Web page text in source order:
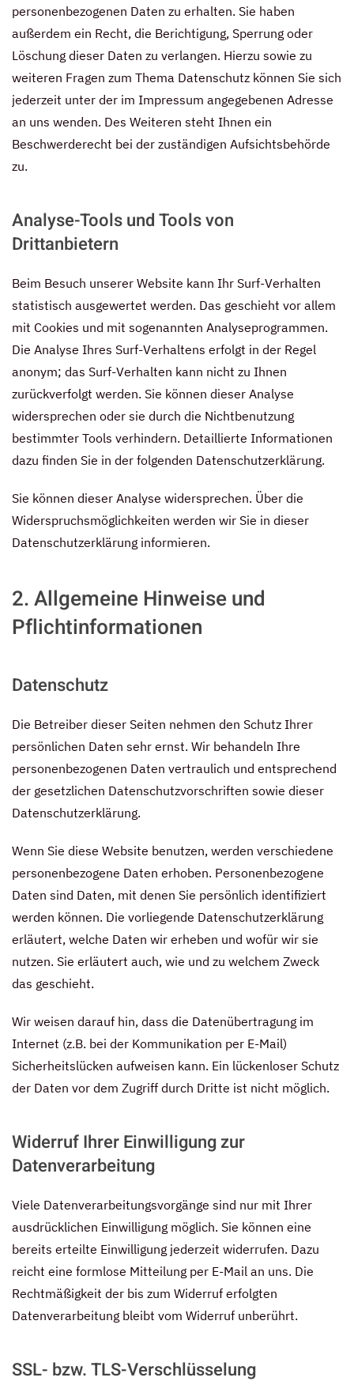
personenbezogenen Daten zu erhalten. Sie haben
außerdem ein Recht, die Berichtigung, Sperrung oder
Löschung dieser Daten zu verlangen. Hierzu sowie zu
weiteren Fragen zum Thema Datenschutz können Sie sich
jederzeit unter der im Impressum angegebenen Adresse
an uns wenden. Des Weiteren steht Ihnen ein
Beschwerderecht bei der zuständigen Aufsichtsbehörde
zu.
Analyse-Tools und Tools von
Drittanbietern
Beim Besuch unserer Website kann Ihr Surf-Verhalten
statistisch ausgewertet werden. Das geschieht vor allem
mit Cookies und mit sogenannten Analyseprogrammen.
Die Analyse Ihres Surf-Verhaltens erfolgt in der Regel
anonym; das Surf-Verhalten kann nicht zu Ihnen
zurückverfolgt werden. Sie können dieser Analyse
widersprechen oder sie durch die Nichtbenutzung
bestimmter Tools verhindern. Detaillierte Informationen
dazu finden Sie in der folgenden Datenschutzerklärung.
Sie können dieser Analyse widersprechen. Über die
Widerspruchsmöglichkeiten werden wir Sie in dieser
Datenschutzerklärung informieren.
2. Allgemeine Hinweise und
Pflichtinformationen
Datenschutz
Die Betreiber dieser Seiten nehmen den Schutz Ihrer
persönlichen Daten sehr ernst. Wir behandeln Ihre
personenbezogenen Daten vertraulich und entsprechend
der gesetzlichen Datenschutzvorschriften sowie dieser
Datenschutzerklärung.
Wenn Sie diese Website benutzen, werden verschiedene
personenbezogene Daten erhoben. Personenbezogene
Daten sind Daten, mit denen Sie persönlich identifiziert
werden können. Die vorliegende Datenschutzerklärung
erläutert, welche Daten wir erheben und wofür wir sie
nutzen. Sie erläutert auch, wie und zu welchem Zweck
das geschieht.
Wir weisen darauf hin, dass die Datenübertragung im
Internet (z.B. bei der Kommunikation per E-Mail)
Sicherheitslücken aufweisen kann. Ein lückenloser Schutz
der Daten vor dem Zugriff durch Dritte ist nicht möglich.
Widerruf Ihrer Einwilligung zur
Datenverarbeitung
Viele Datenverarbeitungsvorgänge sind nur mit Ihrer
ausdrücklichen Einwilligung möglich. Sie können eine
bereits erteilte Einwilligung jederzeit widerrufen. Dazu
reicht eine formlose Mitteilung per E-Mail an uns. Die
Rechtmäßigkeit der bis zum Widerruf erfolgten
Datenverarbeitung bleibt vom Widerruf unberührt.
SSL- bzw. TLS-Verschlüsselung